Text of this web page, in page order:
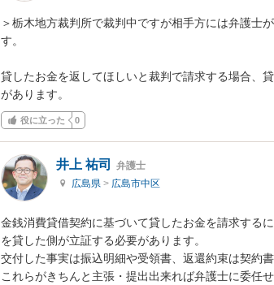
＞栃木地方裁判所で裁判中ですが相手方には弁護士
す。
貸したお金を返してほしいと裁判で請求する場合、
があります。
役に立った 0
井上 祐司
弁護士
広島県 > 広島市中区
金銭消費貸借契約に基づいて貸したお金を請求する
を貸した側が立証する必要があります。
交付した事実は振込明細や受領書、返還約束は契約
これらがきちんと主張・提出出来れば弁護士に委任